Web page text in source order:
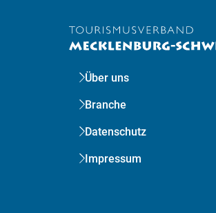
Über uns
Branche
Datenschutz
Impressum